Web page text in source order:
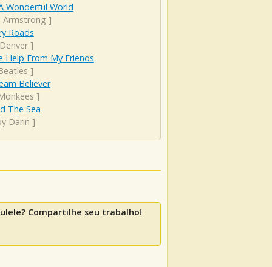
Wonderful World
Armstrong ]
Roads
]
Help From My Friends
]
Believer
]
The Sea
Darin ]
Compartilhe seu trabalho!